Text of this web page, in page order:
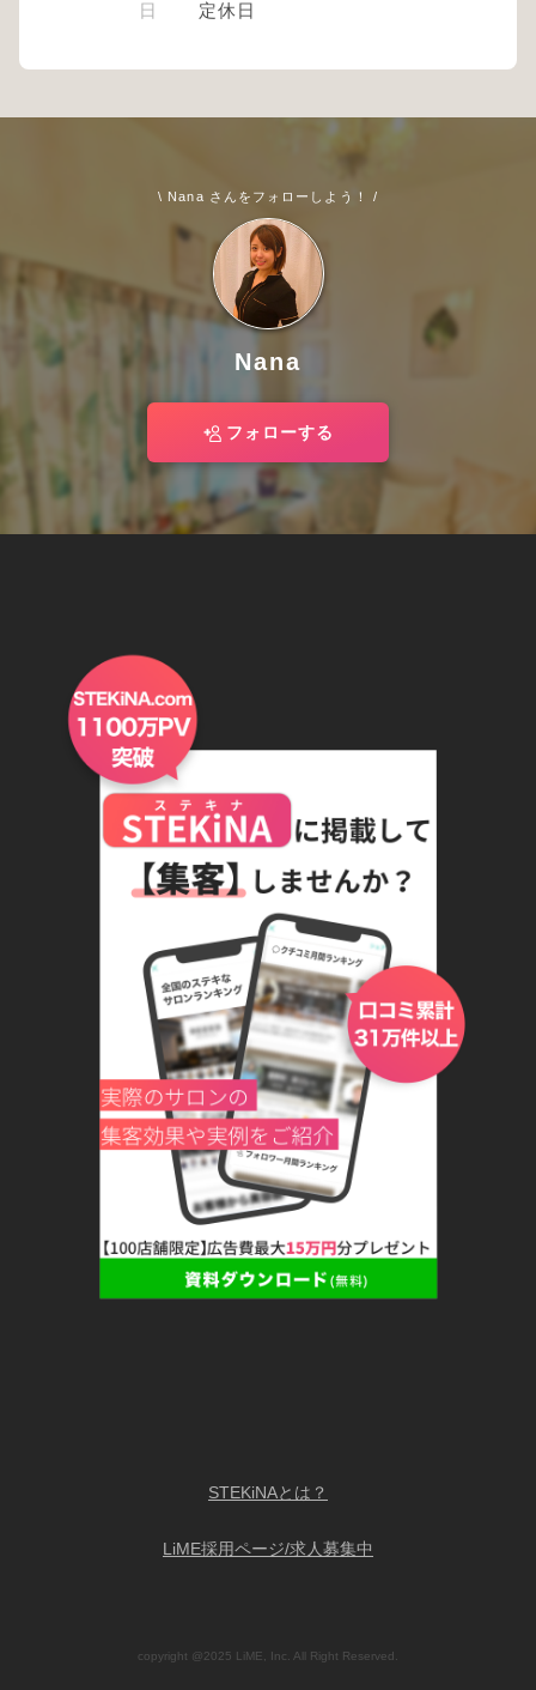
日 定休日
\ Nana さんをフォローしよう！ /
Nana
フォローする
STEKiNAとは？
LiME採用ページ/求人募集中
copyright @2025 LiME, Inc. All Right Reserved.